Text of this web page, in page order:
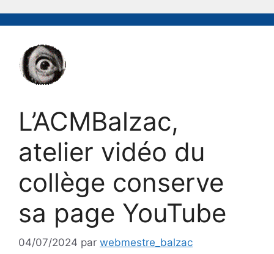
L’ACMBalzac,
atelier vidéo du
collège conserve
sa page YouTube
04/07/2024 par webmestre_balzac